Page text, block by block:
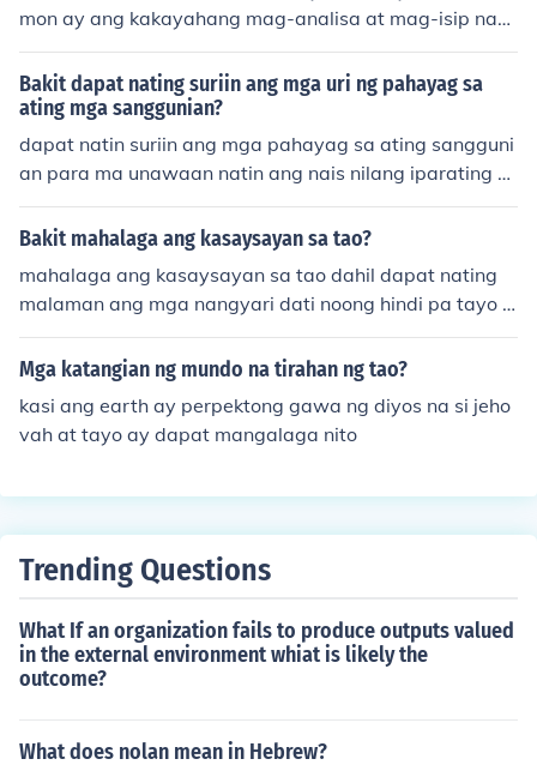
mon ay ang kakayahang mag-analisa at mag-isip nan
g kritikal. Dapat din silang maging mapanuri sa mga im
pormasyon at sitwasyon, at may kakayahang gumawa
ng mga desisyon batay sa lohika at karanasan. Ang pa
gkakaroon ng empatiya at malasakit sa kapwa ay mah
alaga rin upang maunawaan ang iba't ibang pananaw.
Sa kabuuan, ang sentido kumon ay nag-uugnay sa tam
y.
Bakit dapat nating suriin ang mga uri ng pahayag sa
ating mga sanggunian?
dapat natin suriin ang mga pahayag sa ating sangguni
an para ma unawaan natin ang nais nilang iparating at
para malaman din natin kung ano ang maari natin gaw
in para makatulong sa isang sanggunian
Bakit mahalaga ang kasaysayan sa tao?
mahalaga ang kasaysayan sa tao dahil dapat nating
malaman ang mga nangyari dati noong hindi pa tayo n
abubuhay at magsilbing alaala na rin para sa atin :)
Mga katangian ng mundo na tirahan ng tao?
kasi ang earth ay perpektong gawa ng diyos na si jeho
vah at tayo ay dapat mangalaga nito
Trending Questions
What If an organization fails to produce outputs valued
in the external environment whiat is likely the
outcome?
What does nolan mean in Hebrew?